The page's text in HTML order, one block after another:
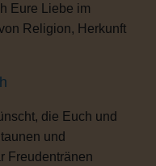
Eure Liebe im
Religion, Herkunft
die Euch und
und
Freudentränen